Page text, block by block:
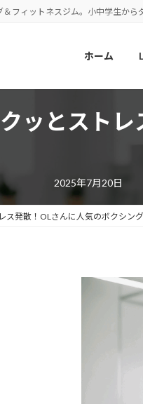
フィットネスジム。小中学生か
ホーム
ッとスト
2025年7月20日
ス発散！OLさんに人気のボクシン